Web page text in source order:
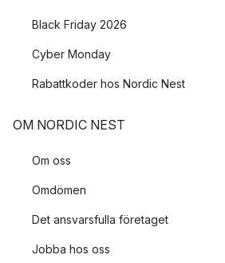
Black Friday 2026
Cyber Monday
Rabattkoder hos Nordic Nest
OM NORDIC NEST
Om oss
Omdömen
Det ansvarsfulla företaget
Jobba hos oss